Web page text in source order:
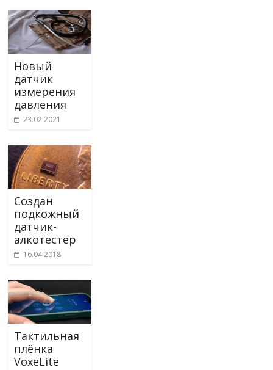
Новый
датчик
измерения
давления
23.02.2021
Создан
подкожный
датчик-
алкотестер
16.04.2018
Тактильная
плёнка
VoxeLite